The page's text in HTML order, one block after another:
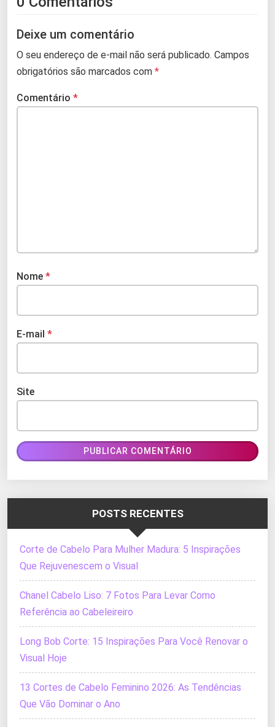
Deixe um comentário
O seu endereço de e-mail não será publicado. Campos
obrigatórios são marcados com *
Comentário *
Nome *
E-mail *
Site
POSTS RECENTES
Corte de Cabelo Para Mulher Madura: 5 Inspirações
Que Rejuvenescem o Visual
Chanel Cabelo Liso: 7 Fotos Para Levar Como
Referência ao Cabeleireiro
Long Bob Corte: 15 Inspirações Para Você Renovar o
Visual Hoje
13 Cortes de Cabelo Feminino 2026: As Tendências
Que Vão Dominar o Ano